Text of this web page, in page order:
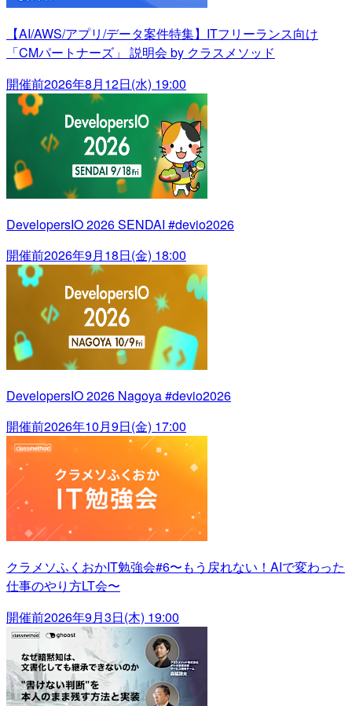
【AI/AWS/アプリ/データ案件特集】ITフリーランス向け
「CMパートナーズ」 説明会 by クラスメソッド
開催前2026年8月12日(水) 19:00
DevelopersIO 2026 SENDAI #devio2026
開催前2026年9月18日(金) 18:00
DevelopersIO 2026 Nagoya #devio2026
開催前2026年10月9日(金) 17:00
クラメソふくおかIT勉強会#6〜もう戻れない！AIで変わった
仕事のやり方LT会〜
開催前2026年9月3日(木) 19:00